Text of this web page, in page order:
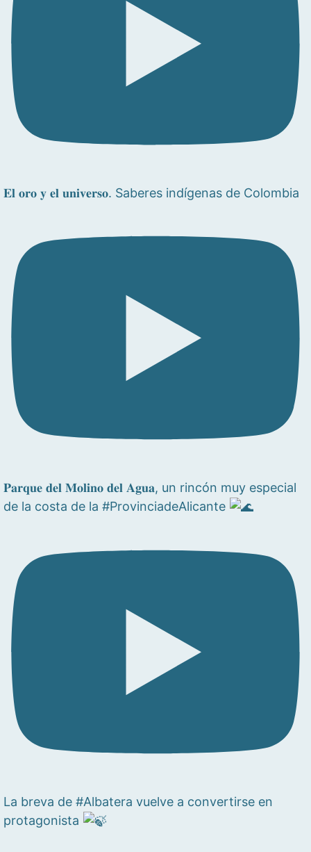
𝐄𝐥 𝐨𝐫𝐨 𝐲 𝐞𝐥 𝐮𝐧𝐢𝐯𝐞𝐫𝐬𝐨. Saberes indígenas de Colombia
𝐏𝐚𝐫𝐪𝐮𝐞 𝐝𝐞𝐥 𝐌𝐨𝐥𝐢𝐧𝐨 𝐝𝐞𝐥 𝐀𝐠𝐮𝐚, un rincón muy especial
de la costa de la #ProvinciadeAlicante
La breva de #Albatera vuelve a convertirse en
protagonista